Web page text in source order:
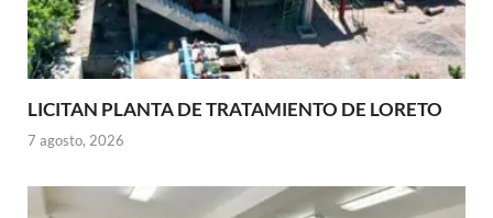
LICITAN PLANTA DE TRATAMIENTO DE LORETO
7 agosto, 2026